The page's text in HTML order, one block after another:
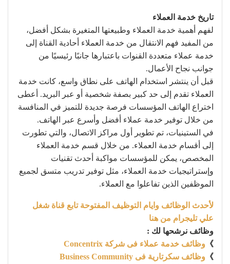
تاريخ خدمة العملاء
لفهم أهمية خدمة العملاء وطبيعتها المتغيرة بشكل أفضل،
من المفيد فهم الانتقال من خدمة العملاء أحادية القناة إلى
خدمة عملاء متعددة القنوات باعتبارها جانبًا رئيسيًا من
جوانب نجاح الأعمال.
قبل أن ينتشر استخدام الهاتف على نطاق واسع، كانت خدمة
العملاء تقدم إلى حد كبير بصفة شخصية أو عبر البريد. أعطى
اختراع الهاتف المؤسسات فرصة جديدة للتميز في المنافسة
من خلال توفير خدمة عملاء أفضل وأسرع عبر الهاتف.
في الستينيات، تم تطوير أول مراكز الاتصال، والتي تطورت
إلى أقسام خدمة العملاء. من خلال قسم خدمة العملاء
المخصص، يمكن للمؤسسات مواكبة أحدث تقنيات
وإستراتيجيات خدمة العملاء، مثل توفير تدريب متسق لجميع
الموظفين الذين تفاعلوا مع العملاء.
لأحدث الوظائف وايام التوظيف المفتوحة تابع قناة شغل
علي تليجرام من هنا
وظائف نرشحها لك :
》 وظائف خدمة عملاء فى شركة Concentrix
》 وظائف سكرتارية فى Business Community